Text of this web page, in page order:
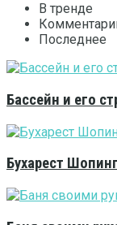
В тренде
Последнее
Бассейн и его
Бухарест Шопинг